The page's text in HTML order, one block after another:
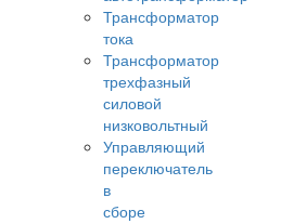
Трансформатор
тока
Трансформатор
трехфазный
силовой
низковольтный
Управляющий
переключатель
в
сборе